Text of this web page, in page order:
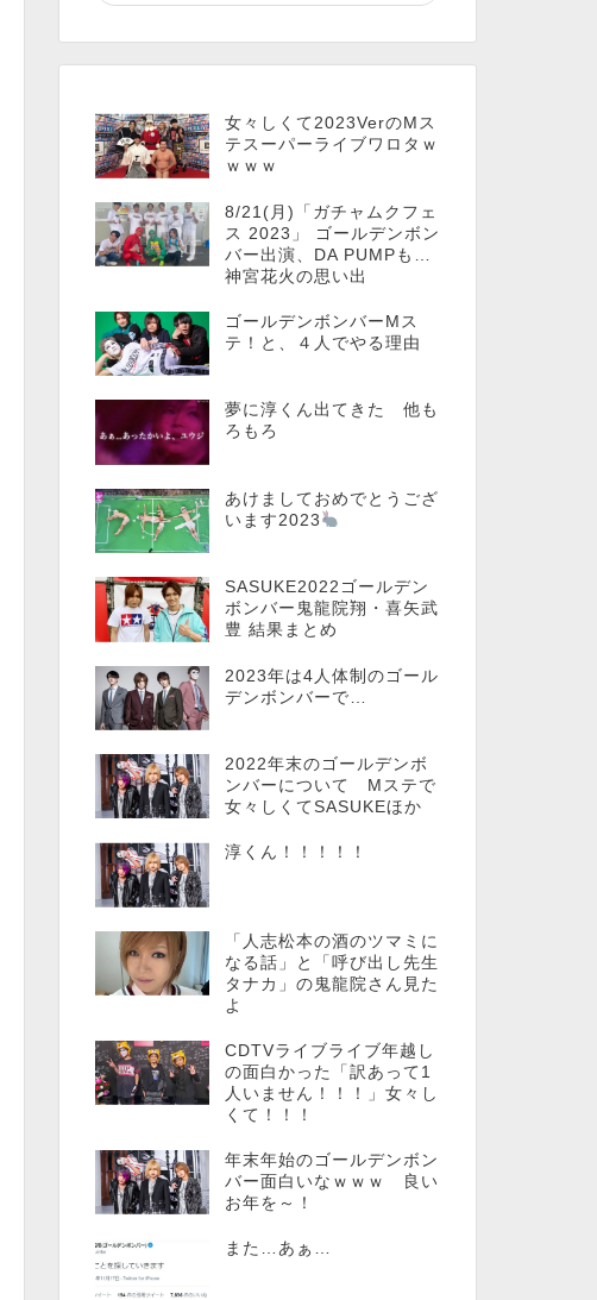
女々しくて2023VerのMス
テスーパーライブワロタｗ
ｗｗｗ
8/21(月)「ガチャムクフェ
ス 2023」 ゴールデンボン
バー出演、DA PUMPも…
神宮花火の思い出
ゴールデンボンバーMス
テ！と、４人でやる理由
夢に淳くん出てきた 他も
ろもろ
あけましておめでとうござ
います2023
SASUKE2022ゴールデン
ボンバー鬼龍院翔・喜矢武
豊 結果まとめ
2023年は4人体制のゴール
デンボンバーで…
2022年末のゴールデンボ
ンバーについて Mステで
女々しくてSASUKEほか
淳くん！！！！！
「人志松本の酒のツマミに
なる話」と「呼び出し先生
タナカ」の鬼龍院さん見た
よ
CDTVライブライブ年越し
の面白かった「訳あって1
人いません！！！」女々し
くて！！！
年末年始のゴールデンボン
バー面白いなｗｗｗ 良い
お年を～！
また…あぁ…